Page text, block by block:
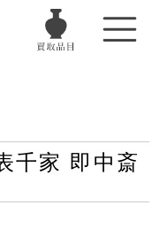
千家 即中斎